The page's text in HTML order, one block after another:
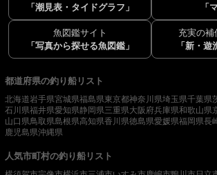
「潮見表・タイドグラフ」
「
魚図鑑サイト
「写真から探せる魚図鑑」
充実の補
「新・遊
都道府県の釣り船リスト
北海道岩手県宮城県福島県東京都神奈川県埼玉県千葉県
石川県福井県愛知県静岡県三重県大阪府兵庫県和歌山県
山口県鳥取県島根県高知県香川県徳島県愛媛県福岡県長
鹿児島県沖縄県
人気市町村の釣り船リスト